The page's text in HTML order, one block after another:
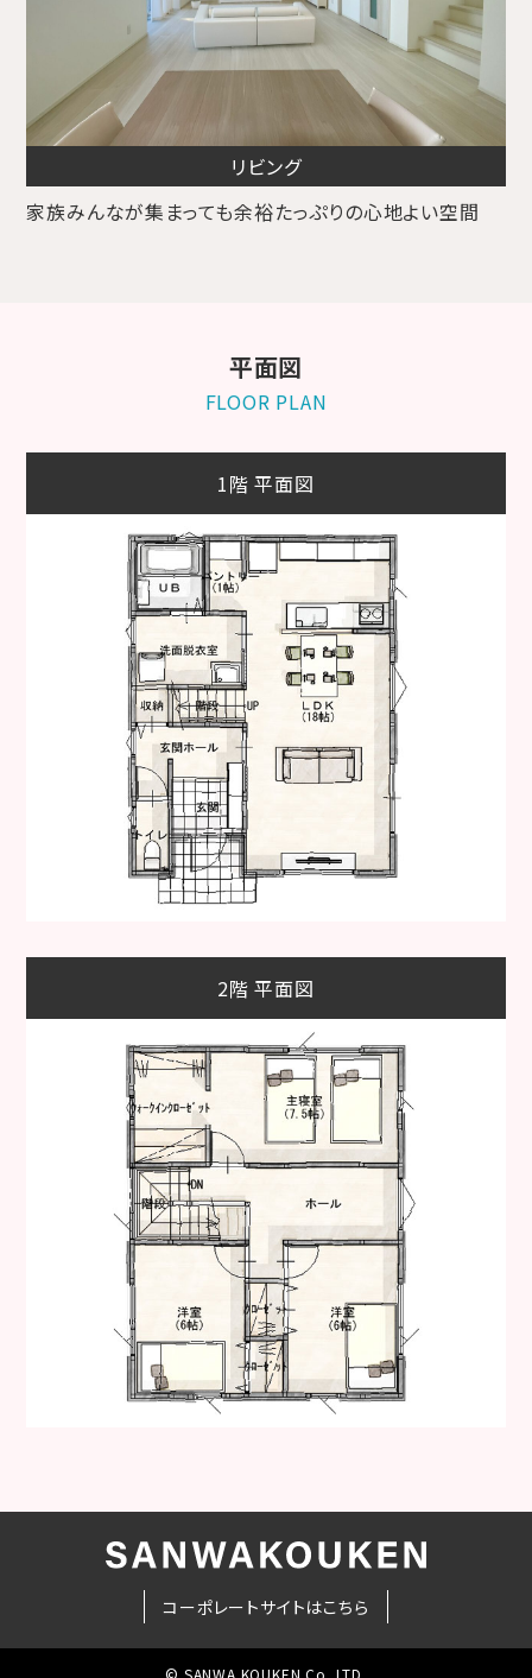
リビング
家族みんなが集まっても余裕たっぷりの心地よい空間
平面図
FLOOR PLAN
1階 平面図
2階 平面図
コーポレートサイトはこちら
© SANWA KOUKEN Co.,LTD.